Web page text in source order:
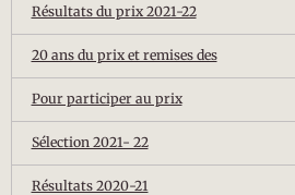
Résultats du prix 2021-22
20 ans du prix et remises des
Pour participer au prix
Sélection 2021- 22
Résultats 2020-21